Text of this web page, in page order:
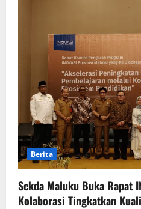
Berita
Sekda Maluku Buka Rapat
Kolaborasi Tingkatkan